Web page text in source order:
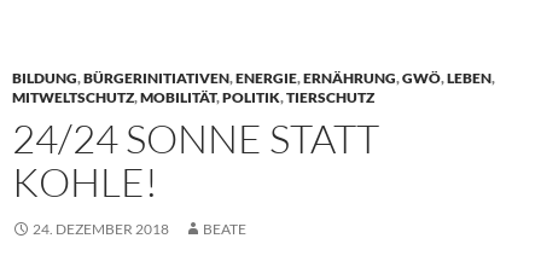
BILDUNG,BÜRGERINITIATIVEN,ENERGIE,ERNÄHRUNG,GWÖ,LEBEN,
MITWELTSCHUTZ,MOBILITÄT,POLITIK,TIERSCHUTZ
24/24 SONNE STATT
KOHLE!
24. DEZEMBER 2018 BEATE